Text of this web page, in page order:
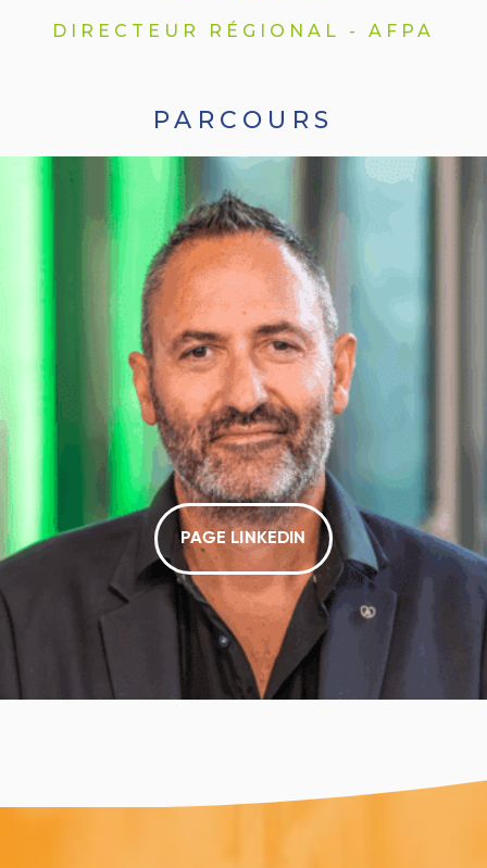
DIRECTEUR RÉGIONAL - AFPA
PARCOURS
PAGE LINKEDIN